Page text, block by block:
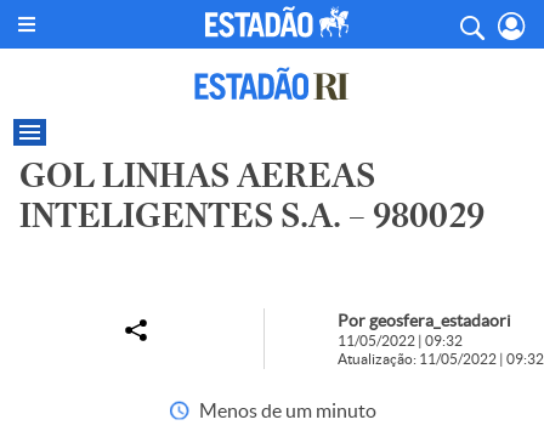
GOL LINHAS AEREAS
INTELIGENTES S.A. – 980029
Por geosfera_estadaori
11/05/2022 | 09:32
Atualização: 11/05/2022 | 09:32
Menos de um minuto